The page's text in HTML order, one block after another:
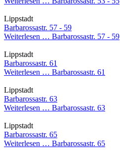
Lippstadt
Barbarossastr. 57 - 59
Weiterlesen … Barbarossastr. 57 - 59
Lippstadt
Barbarossastr. 61
Weiterlesen … Barbarossastr. 61
Lippstadt
Barbarossastr. 63
Weiterlesen … Barbarossastr. 63
Lippstadt
Barbarossastr. 65
Weiterlesen … Barbarossastr. 65